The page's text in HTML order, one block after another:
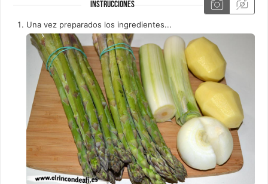
INSTRUCCIONES
Una vez preparados los ingredientes...